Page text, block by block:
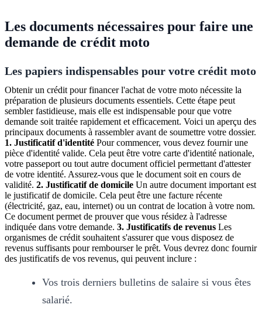
Les documents nécessaires pour faire une
demande de crédit moto
Les papiers indispensables pour votre crédit moto
Obtenir un crédit pour financer l'achat de votre moto nécessite la
préparation de plusieurs documents essentiels. Cette étape peut
sembler fastidieuse, mais elle est indispensable pour que votre
demande soit traitée rapidement et efficacement. Voici un aperçu des
principaux documents à rassembler avant de soumettre votre dossier.
1. Justificatif d'identité Pour commencer, vous devez fournir une
pièce d'identité valide. Cela peut être votre carte d'identité nationale,
votre passeport ou tout autre document officiel permettant d'attester
de votre identité. Assurez-vous que le document soit en cours de
validité. 2. Justificatif de domicile Un autre document important est
le justificatif de domicile. Cela peut être une facture récente
(électricité, gaz, eau, internet) ou un contrat de location à votre nom.
Ce document permet de prouver que vous résidez à l'adresse
indiquée dans votre demande. 3. Justificatifs de revenus Les
organismes de crédit souhaitent s'assurer que vous disposez de
revenus suffisants pour rembourser le prêt. Vous devrez donc fournir
des justificatifs de vos revenus, qui peuvent inclure :
Vos trois derniers bulletins de salaire si vous êtes
salarié.